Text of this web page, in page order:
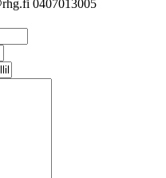
0407013005